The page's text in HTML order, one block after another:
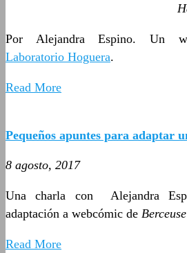
Por Alejandra Espino. Un
Laboratorio Hoguera.
Read More
Pequeños apuntes para adaptar
8 agosto, 2017
Una charla con Alejandra
adaptación a webcómic de Berceuse
Read More